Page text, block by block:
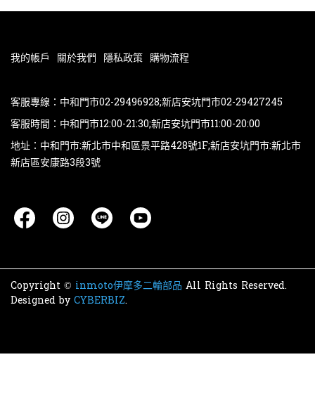
我的帳戶 關於我們 隱私政策 購物流程
客服專線：中和門市02-29496928;新店安坑門市02-29427245
客服時間：中和門市12:00-21:30;新店安坑門市11:00-20:00
地址：中和門市:新北市中和區景平路428號1F;新店安坑門市:新北市
新店區安康路3段3號
Copyright © inmoto伊摩多二輪部品 All Rights Reserved.
Designed by CYBERBIZ.